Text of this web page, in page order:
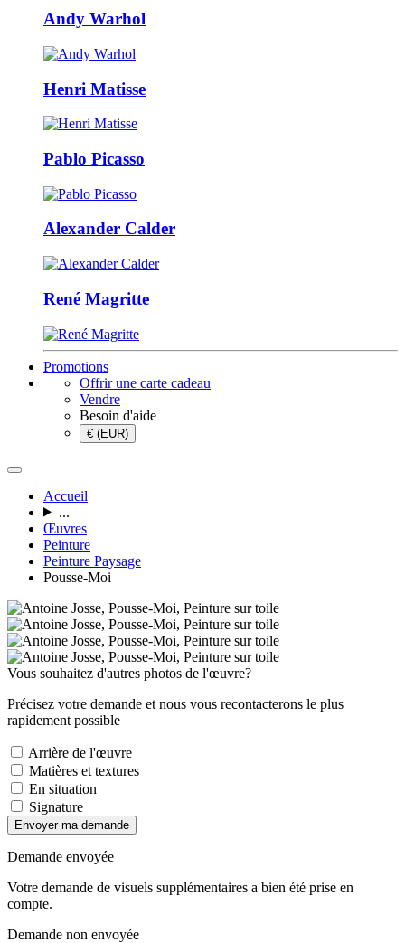
Andy Warhol
Henri Matisse
Pablo Picasso
Alexander Calder
René Magritte
Promotions
Offrir une carte cadeau
Vendre
Besoin d'aide
€ (EUR)
Accueil
...
Œuvres
Peinture
Peinture Paysage
Pousse-Moi
Vous souhaitez d'autres photos de l'œuvre?
Précisez votre demande et nous vous recontacterons le plus
rapidement possible
Arrière de l'œuvre
Matières et textures
En situation
Signature
Envoyer ma demande
Demande envoyée
Votre demande de visuels supplémentaires a bien été prise en
compte.
Demande non envoyée